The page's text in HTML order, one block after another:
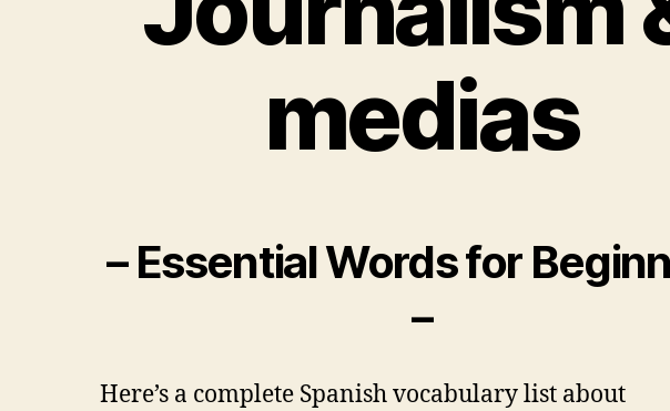
medias
– Essential Words for
–
Here’s a complete Spanish vocabulary list about